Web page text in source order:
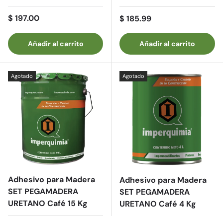
Precio normal
$ 197.00
Añadir al carrito
Precio normal
$ 185.99
Añadir al carrito
Agotado
Adhesivo para Madera
SET PEGAMADERA
URETANO Café 15 Kg
Agotado
Adhesivo para Madera
SET PEGAMADERA
URETANO Café 4 Kg